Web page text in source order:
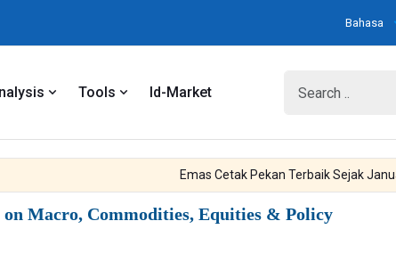
Bahasa
Tools Id-Market
Emas Cetak Pekan Terbaik Sejak Januari
Macro, Commodities, Equities & Policy